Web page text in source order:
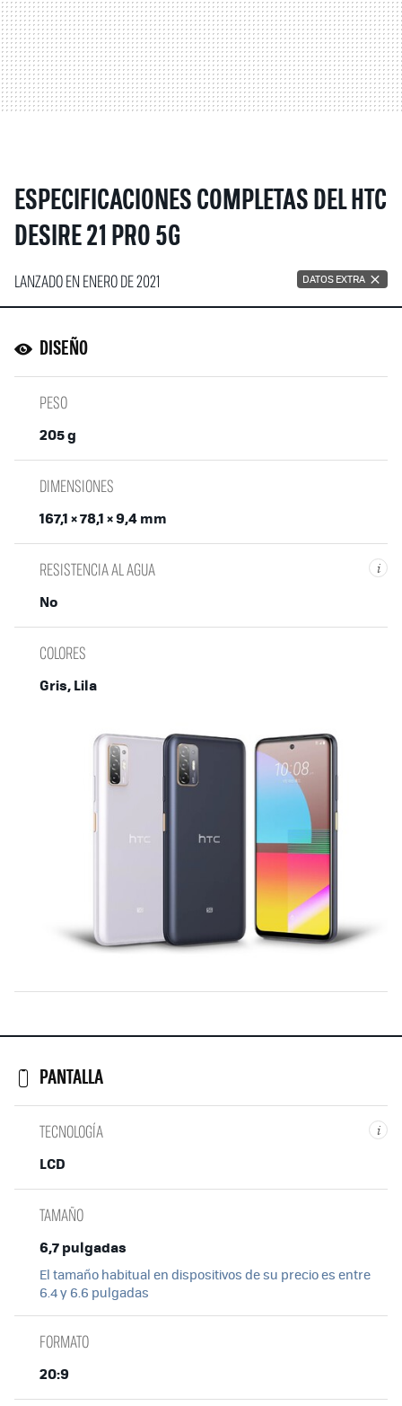
ESPECIFICACIONES COMPLETAS DEL HTC
DESIRE 21 PRO 5G
LANZADO EN ENERO DE 2021 DATOS EXTRA
DISEÑO
PESO
205 g
DIMENSIONES
167,1 × 78,1 × 9,4 mm
i
RESISTENCIA AL AGUA
No
COLORES
Gris, Lila
PANTALLA
i
TECNOLOGÍA
LCD
TAMAÑO
6,7 pulgadas
El tamaño habitual en dispositivos de su precio es entre
6.4 y 6.6 pulgadas
FORMATO
20:9